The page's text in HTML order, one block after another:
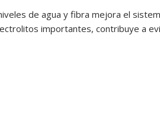
de agua y fibra mejora el
importantes, contribuye a